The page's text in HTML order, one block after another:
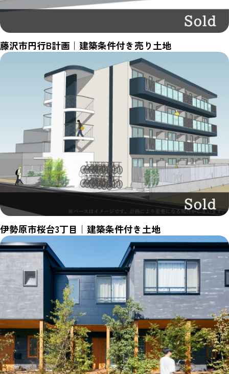
藤沢市円行B計画｜建築条件付き売り土地
伊勢原市桜台3丁目｜建築条件付き土地